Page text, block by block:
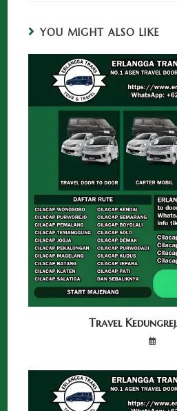
YOU MIGHT ALSO LIKE
Travel